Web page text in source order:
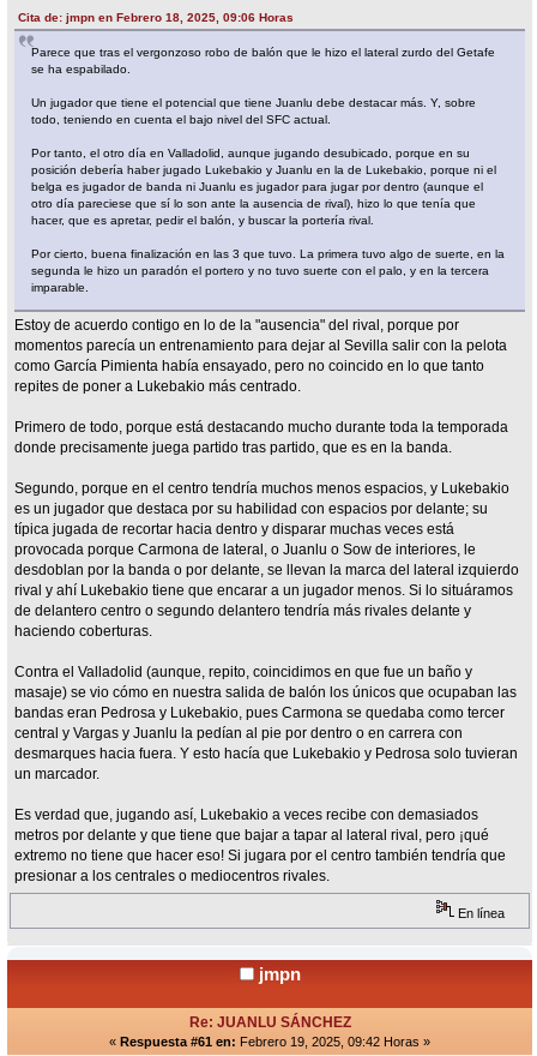
Cita de: jmpn en Febrero 18, 2025, 09:06 Horas
Parece que tras el vergonzoso robo de balón que le hizo el lateral zurdo del Getafe
se ha espabilado.
Un jugador que tiene el potencial que tiene Juanlu debe destacar más. Y, sobre
todo, teniendo en cuenta el bajo nivel del SFC actual.
Por tanto, el otro día en Valladolid, aunque jugando desubicado, porque en su
posición debería haber jugado Lukebakio y Juanlu en la de Lukebakio, porque ni el
belga es jugador de banda ni Juanlu es jugador para jugar por dentro (aunque el
otro día pareciese que sí lo son ante la ausencia de rival), hizo lo que tenía que
hacer, que es apretar, pedir el balón, y buscar la portería rival.
Por cierto, buena finalización en las 3 que tuvo. La primera tuvo algo de suerte, en la
segunda le hizo un paradón el portero y no tuvo suerte con el palo, y en la tercera
imparable.
Estoy de acuerdo contigo en lo de la "ausencia" del rival, porque por
momentos parecía un entrenamiento para dejar al Sevilla salir con la pelota
como García Pimienta había ensayado, pero no coincido en lo que tanto
repites de poner a Lukebakio más centrado.
Primero de todo, porque está destacando mucho durante toda la temporada
donde precisamente juega partido tras partido, que es en la banda.
Segundo, porque en el centro tendría muchos menos espacios, y Lukebakio
es un jugador que destaca por su habilidad con espacios por delante; su
típica jugada de recortar hacia dentro y disparar muchas veces está
provocada porque Carmona de lateral, o Juanlu o Sow de interiores, le
desdoblan por la banda o por delante, se llevan la marca del lateral izquierdo
rival y ahí Lukebakio tiene que encarar a un jugador menos. Si lo situáramos
de delantero centro o segundo delantero tendría más rivales delante y
haciendo coberturas.
Contra el Valladolid (aunque, repito, coincidimos en que fue un baño y
masaje) se vio cómo en nuestra salida de balón los únicos que ocupaban las
bandas eran Pedrosa y Lukebakio, pues Carmona se quedaba como tercer
central y Vargas y Juanlu la pedían al pie por dentro o en carrera con
desmarques hacia fuera. Y esto hacía que Lukebakio y Pedrosa solo tuvieran
un marcador.
Es verdad que, jugando así, Lukebakio a veces recibe con demasiados
metros por delante y que tiene que bajar a tapar al lateral rival, pero ¡qué
extremo no tiene que hacer eso! Si jugara por el centro también tendría que
presionar a los centrales o mediocentros rivales.
En línea
jmpn
Re: JUANLU SÁNCHEZ
« Respuesta #61 en: Febrero 19, 2025, 09:42 Horas »